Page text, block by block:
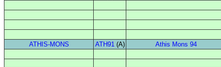
ATHIS-MONS ATH91(A) Athis Mons 94